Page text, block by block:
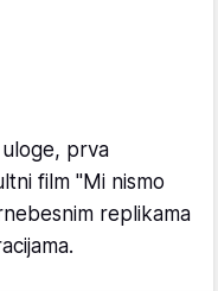
uloge, prva
film "Mi nismo
replikama